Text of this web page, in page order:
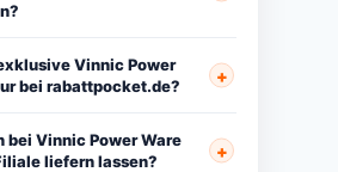
Vinnic Power
bei rabattpocket.de?
bei Vinnic Power Ware
liefern lassen?